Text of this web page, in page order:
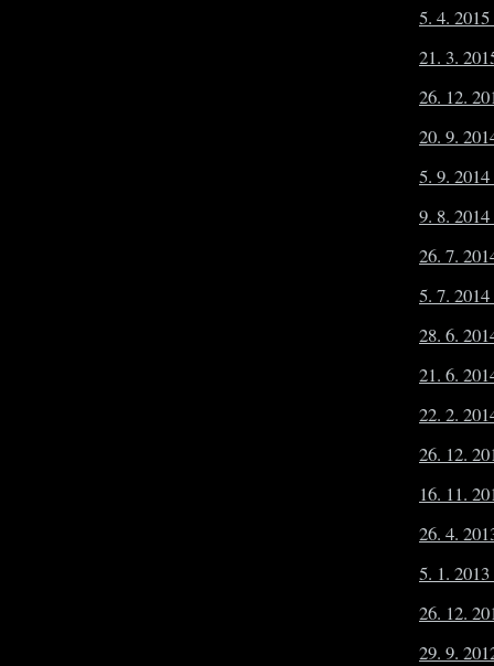
5. 4.
21. 3.
26. 12.
20. 9.
5. 9.
9. 8.
26. 7.
5. 7.
28. 6.
21. 6.
22. 2.
26. 12.
16. 11.
26. 4.
5. 1.
26. 12.
29. 9.